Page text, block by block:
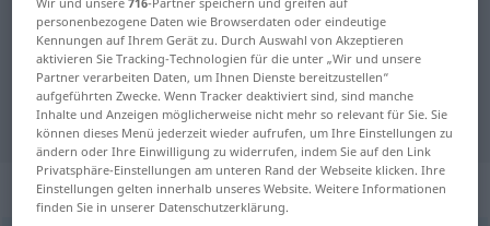
Übersetzung für "Haufen"
"Haufen" Portugiesisch
Übersetzung
„Haufen“: Maskulinum
personenbezogene Daten wie Browserdaten oder eindeutige
Kennungen auf Ihrem Gerät zu. Durch Auswahl von Akzeptieren
aktivieren Sie Tracking-Technologien für die unter „Wir und unsere
Partner verarbeiten Daten, um Ihnen Dienste bereitzustellen“
aufgeführten Zwecke. Wenn Tracker deaktiviert sind, sind manche
Inhalte und Anzeigen möglicherweise nicht mehr so relevant für Sie. Sie
können dieses Menü jederzeit wieder aufrufen, um Ihre Einstellungen zu
ändern oder Ihre Einwilligung zu widerrufen, indem Sie auf den Link
Privatsphäre-Einstellungen am unteren Rand der Webseite klicken. Ihre
Einstellungen gelten innerhalb unseres Website. Weitere Informationen
finden Sie in unserer Datenschutzerklärung.